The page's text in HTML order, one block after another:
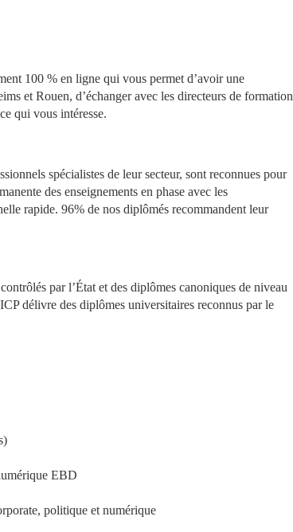
100 % en ligne qui vous permet d’avoir une
et Rouen, d’échanger avec les directeurs de formation
qui vous intéresse.
spécialistes de leur secteur, sont reconnues pour
des enseignements en phase avec les
rapide. 96% de nos diplômés recommandent leur
par l’État et des diplômes canoniques de niveau
délivre des diplômes universitaires reconnus par le
EBD
politique et numérique